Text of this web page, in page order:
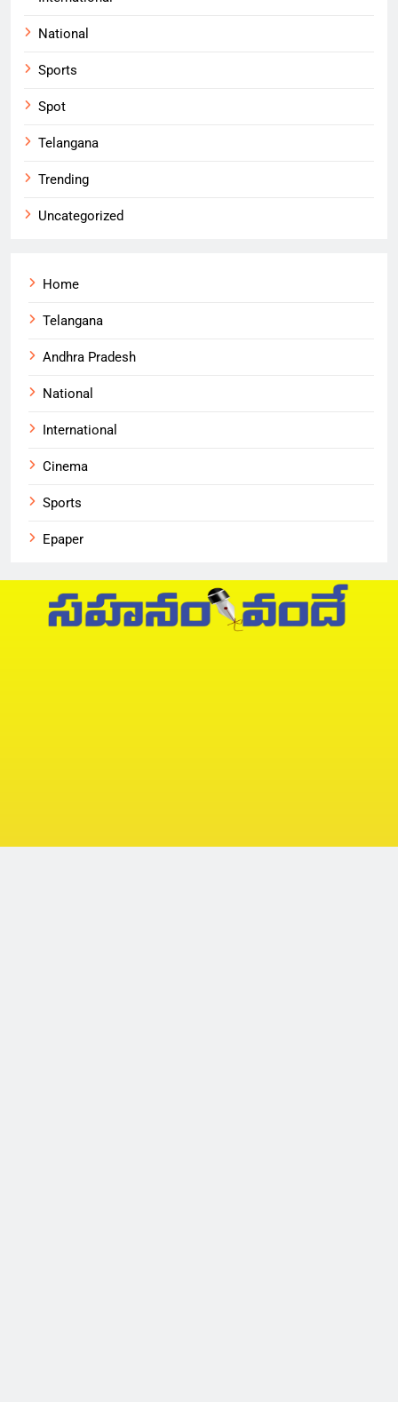
National
Sports
Spot
Telangana
Trending
Uncategorized
Home
Telangana
Andhra Pradesh
National
International
Cinema
Sports
Epaper